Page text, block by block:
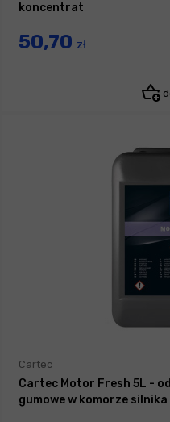
koncentrat
50,70 zł
Cartec
Cartec Motor Fresh 5L -
gumowe w komorze silnika